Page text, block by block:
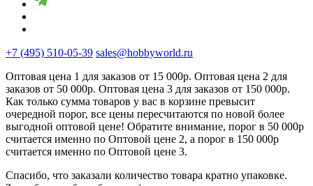
+7 (495) 510-05-39 sales@hobbyworld.ru
Оптовая цена 1 для заказов от 15 000р. Оптовая цена 2 для
заказов от 50 000р. Оптовая цена 3 для заказов от 150 000р.
Как только сумма товаров у вас в корзине превысит
очередной порог, все цены пересчитаются по новой более
выгодной оптовой цене! Обратите внимание, порог в 50 000р
считается именно по Оптовой цене 2, а порог в 150 000р
считается именно по Оптовой цене 3.
Спасибо, что заказали количество товара кратно упаковке.